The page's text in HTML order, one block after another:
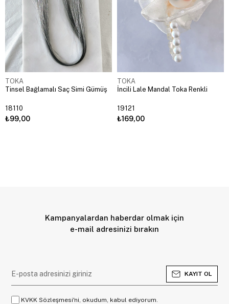
TOKA
Tinsel Bağlamalı Saç Simi Gümüş
18110
₺99,00
TOKA
İncili Lale Mandal Toka Renkli
19121
₺169,00
Kampanyalardan haberdar olmak için
e-mail adresinizi bırakın
KAYIT OL
KVKK Sözleşmesi'ni, okudum, kabul ediyorum.